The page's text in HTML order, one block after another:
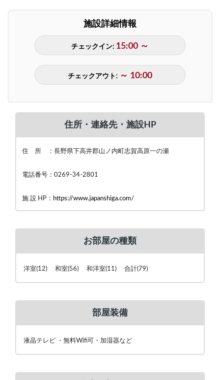
施設詳細情報
チェックイン: 15:00 ～
チェックアウト: ～ 10:00
住所・連絡先・施設HP
住 所 ：長野県下高井郡山ノ内町志賀高原一の瀬
電話番号：0269-34-2801
施 設 HP： https://www.japanshiga.com/
お部屋の種類
洋室(12) 和室(56) 和洋室(11) 合計(79)
部屋装備
液晶テレビ ・無料Wifi可・加湿器など